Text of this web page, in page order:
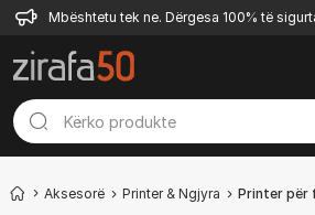
Mbështetu tek ne. Dërgesa 100% të
Aksesorë Printer & Ngjyra Printer për